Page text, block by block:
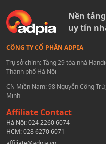
Nền
uy tín
CÔNG TY CỔ PHẦN ADPIA
Trụ sở chính: Tầng 29 tòa nhà
Thành phố Hà Nội
CN Miền Nam: 98 Nguyễn Công
Minh
Affiliate Contact
Hà Nội:024 2260 6074
HCM:028 6270 6071